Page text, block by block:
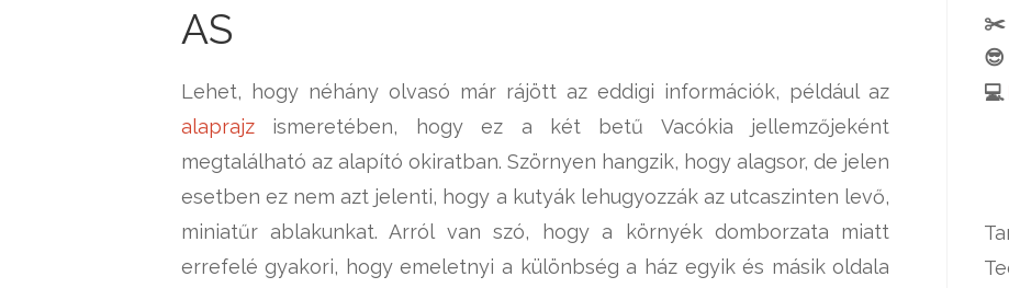
AS
Lehet, hogy néhány olvasó már rájött az eddigi információk, például az
alaprajzismeretében, hogy ez a két betű Vacókia jellemzőjeként
megtalálható az alapító okiratban. Szörnyen hangzik, hogy alagsor, de jelen
esetben ez nem azt jelenti, hogy a kutyák lehugyozzák az utcaszinten levő,
miniatűr ablakunkat. Arról van szó, hogy a környék domborzata miatt
errefelé gyakori, hogy emeletnyi a különbség a ház egyik és másik oldala
✂️
😎
💻